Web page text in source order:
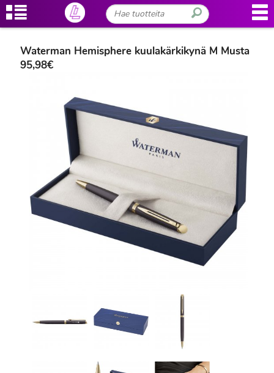
Waterman Hemisphere kuulakärkikynä M Musta
95,98€